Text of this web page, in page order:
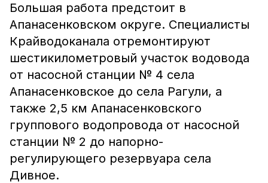
Большая работа предстоит в
Апанасенковском округе. Специалисты
Крайводоканала отремонтируют
шестикилометровый участок водовода
от насосной станции № 4 села
Апанасенковское до села Рагули, а
также 2,5 км Апанасенковского
группового водопровода от насосной
станции № 2 до напорно-
регулирующего резервуара села
Дивное.